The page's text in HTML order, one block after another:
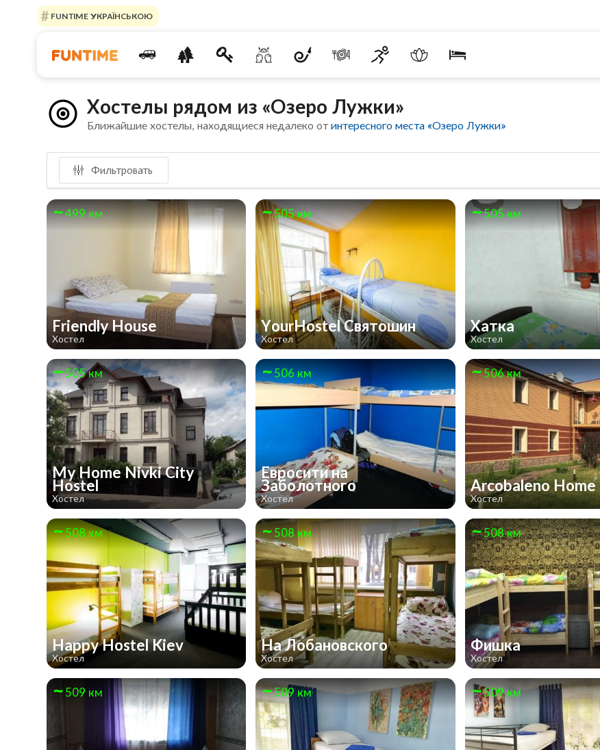
FUNTIME УКРАЇНСЬКОЮ
Хостелы рядом из «Озеро Лужки»
Ближайшие хостелы, находящиеся недалеко отинтересного места «Озеро Лужки»
Фильтровать
499 км
Friendly House
Хостел
505 км
YourHostel Святошин
Хостел
505 км
Хатка
Хостел
505 км
My Home Nivki City
Hostel
Хостел
506 км
Евросити на
Заболотного
Хостел
506 км
Arcobaleno Home
Хостел
508 км
Happy Hostel Kiev
Хостел
508 км
На Лобановского
Хостел
508 км
Фишка
Хостел
509 км 509 км 509 км